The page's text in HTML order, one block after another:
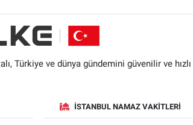
Türkiye ve dünya gündemini güvenilir ve
İSTANBUL NAMAZ VAKITLERI